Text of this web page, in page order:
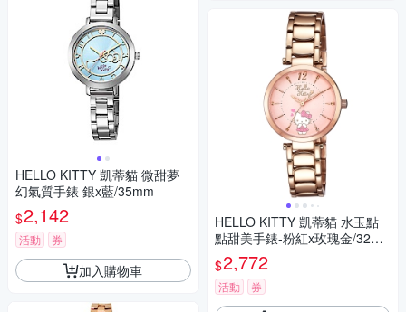
HELLO KITTY 凱蒂貓 微甜夢
幻氣質手錶 銀x藍/35mm
$2,142
活動 券
加入購物車
HELLO KITTY 凱蒂貓 水玉點
點甜美手錶-粉紅x玫瑰金/32m
m
$2,772
活動 券